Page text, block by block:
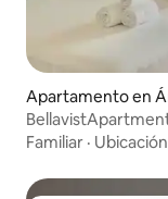
Apartamento en
Familiar · Ubicación